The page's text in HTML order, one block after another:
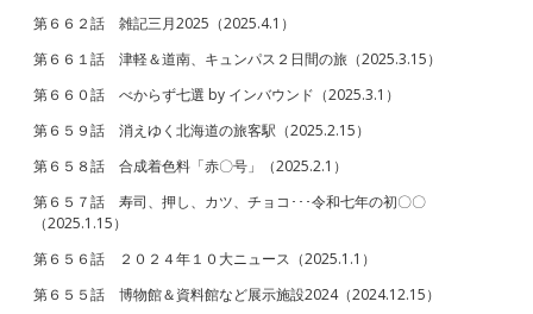
第６６２話 雑記三月2025（2025.4.1）
第６６１話 津軽＆道南、キュンパス２日間の旅（2025.3.15）
第６６０話 べからず七選 by インバウンド（2025.3.1）
第６５９話 消えゆく北海道の旅客駅（2025.2.15）
第６５８話 合成着色料「赤〇号」（2025.2.1）
第６５７話 寿司、押し、カツ、チョコ･･･令和七年の初〇〇
（2025.1.15）
第６５６話 ２０２４年１０大ニュース（2025.1.1）
第６５５話 博物館＆資料館など展示施設2024（2024.12.15）